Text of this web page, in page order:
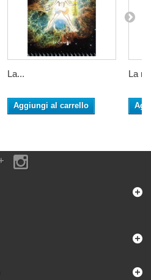
La...
Aggiungi al carrello
La